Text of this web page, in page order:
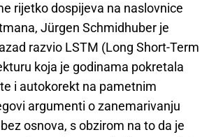
rijetko dospijeva na naslovnice
Jürgen Schmidhuber je
razvio LSTM (Long Short-Term
koja je godinama pokretala
i autokorekt na pametnim
argumenti o zanemarivanju
osnova, s obzirom na to da je